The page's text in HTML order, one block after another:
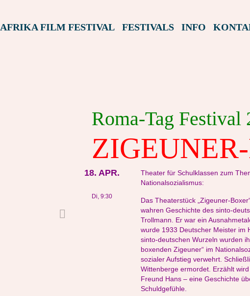
AFRIKA FILM FESTIVAL FESTIVALS INFO
Roma-Tag Festival
18. APR.
Di, 9:30
Theater für Schulklassen zum
Nationalsozialismus:
Das Theaterstück „Zigeuner-
wahren Geschichte des sinto-
Trollmann. Er war ein
wurde 1933 Deutscher Meister im
sinto-deutschen Wurzeln wurden
boxenden Zigeuner“ im
sozialer Aufstieg verwehrt.
Wittenberge ermordet. Erzählt
Freund Hans – eine Geschichte
Schuldgefühle.